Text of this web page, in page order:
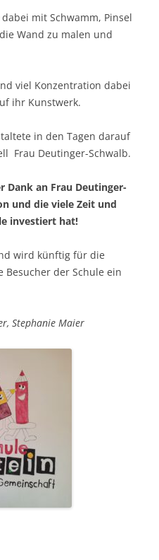
mit Schwamm, Pinsel
Wand zu malen und
viel Konzentration dabei
ihr Kunstwerk.
in den Tagen darauf
Frau Deutinger-Schwalb.
Dank an Frau Deutinger-
und die viele Zeit und
investiert hat!
wird künftig für die
Besucher der Schule ein
Stephanie Maier